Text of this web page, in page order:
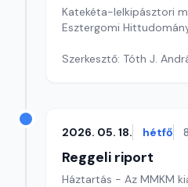
Katekéta-lelkipásztori
Esztergomi
Szerkesztő: Tóth J.
2026. 05. 18. hétfő
Reggeli riport
Háztartás - Az MMKM